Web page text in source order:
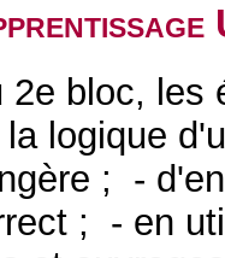
2e bloc,
logique
; -
; - en